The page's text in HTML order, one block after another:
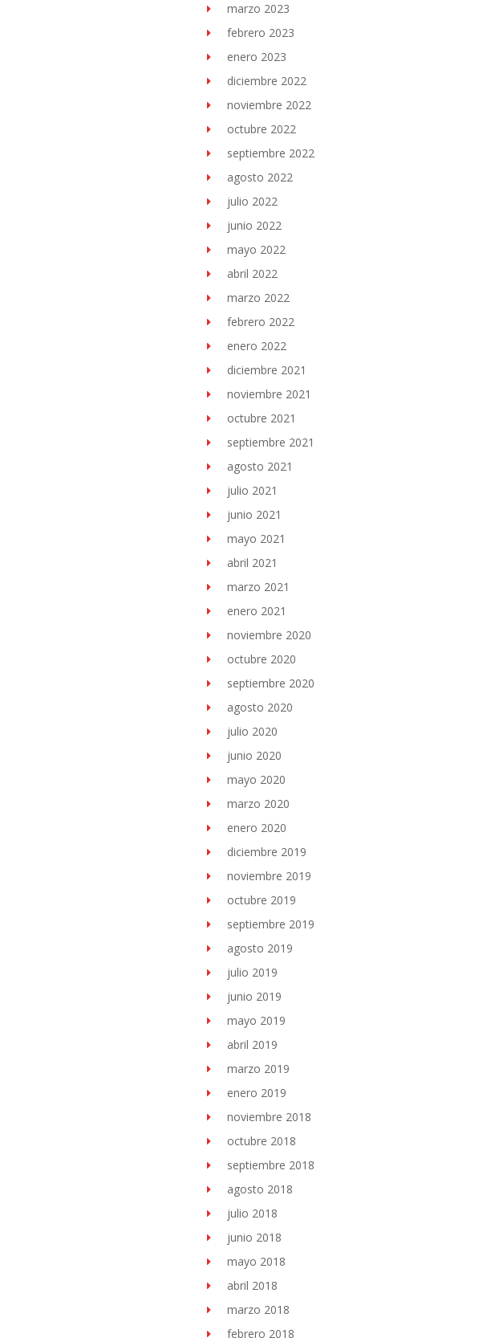
marzo 2023
febrero 2023
enero 2023
diciembre 2022
noviembre 2022
octubre 2022
septiembre 2022
agosto 2022
julio 2022
junio 2022
mayo 2022
abril 2022
marzo 2022
febrero 2022
enero 2022
diciembre 2021
noviembre 2021
octubre 2021
septiembre 2021
agosto 2021
julio 2021
junio 2021
mayo 2021
abril 2021
marzo 2021
enero 2021
noviembre 2020
octubre 2020
septiembre 2020
agosto 2020
julio 2020
junio 2020
mayo 2020
marzo 2020
enero 2020
diciembre 2019
noviembre 2019
octubre 2019
septiembre 2019
agosto 2019
julio 2019
junio 2019
mayo 2019
abril 2019
marzo 2019
enero 2019
noviembre 2018
octubre 2018
septiembre 2018
agosto 2018
julio 2018
junio 2018
mayo 2018
abril 2018
marzo 2018
febrero 2018